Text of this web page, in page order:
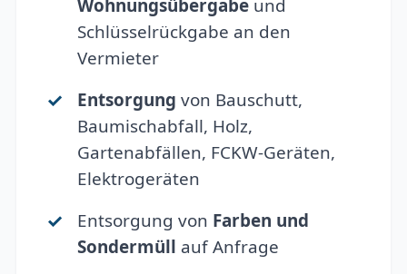
Wohnungsübergabeund
Schlüsselrückgabe an den
Vermieter
Entsorgung von Bauschutt,
Baumischabfall, Holz,
Gartenabfällen, FCKW-Geräten,
Elektrogeräten
Entsorgung von Farben und
Sondermüll auf Anfrage